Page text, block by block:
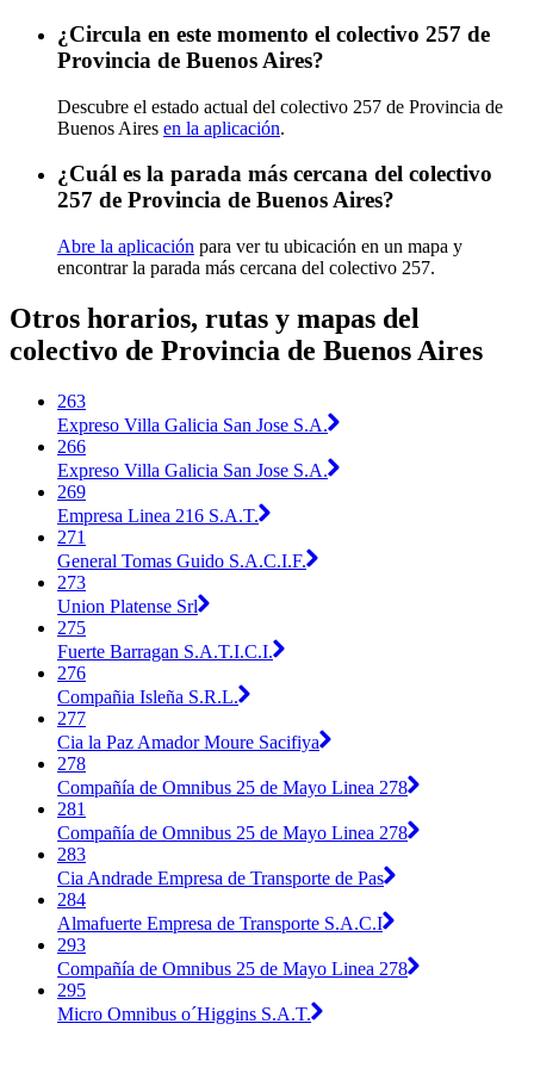
¿Circula en este momento el colectivo 257 de
Provincia de Buenos Aires?
Descubre el estado actual del colectivo 257 de Provincia de
Buenos Aires en la aplicación.
¿Cuál es la parada más cercana del colectivo
257 de Provincia de Buenos Aires?
Abre la aplicación para ver tu ubicación en un mapa y
encontrar la parada más cercana del colectivo 257.
Otros horarios, rutas y mapas del
colectivo de Provincia de Buenos Aires
263
Expreso Villa Galicia San Jose S.A.
266
Expreso Villa Galicia San Jose S.A.
269
Empresa Linea 216 S.A.T.
271
General Tomas Guido S.A.C.I.F.
273
Union Platense Srl
275
Fuerte Barragan S.A.T.I.C.I.
276
Compañia Isleña S.R.L.
277
Cia la Paz Amador Moure Sacifiya
278
Compañía de Omnibus 25 de Mayo Linea 278
281
Compañía de Omnibus 25 de Mayo Linea 278
283
Cia Andrade Empresa de Transporte de Pas
284
Almafuerte Empresa de Transporte S.A.C.I
293
Compañía de Omnibus 25 de Mayo Linea 278
295
Micro Omnibus o´Higgins S.A.T.